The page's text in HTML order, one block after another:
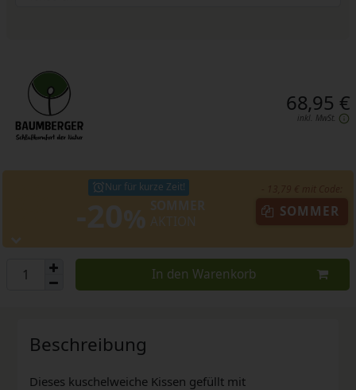
68,95 €
inkl. MwSt.
Nur für kurze Zeit!
SOMMER
In den Warenkorb
Beschreibung
Dieses kuschelweiche Kissen gefüllt mit